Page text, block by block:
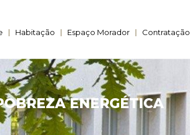
Habitação Espaço Morador Contratação
ENERGÉTICA